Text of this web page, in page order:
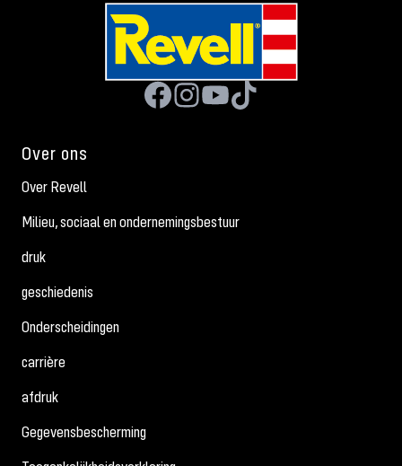
Over ons
Over Revell
Milieu, sociaal en ondernemingsbestuur
druk
geschiedenis
Onderscheidingen
carrière
afdruk
Gegevensbescherming